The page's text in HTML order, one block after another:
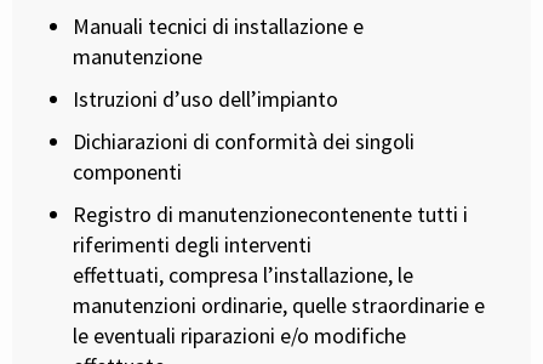
Manuali tecnici di installazione e
manutenzione
Istruzioni d’uso dell’impianto
Dichiarazioni di conformità dei singoli
componenti
Registro di manutenzionecontenente tutti i
riferimenti degli interventi
effettuati, compresa l’installazione, le
manutenzioni ordinarie, quelle straordinarie e
le eventuali riparazioni e/o modifiche